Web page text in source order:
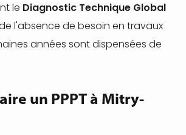
le Diagnostic Technique Global
l'absence de besoin en travaux
années sont dispensées de
un PPPT à Mitry-